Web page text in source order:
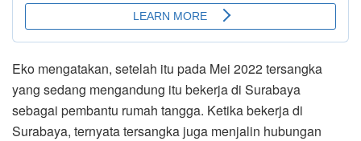
Eko mengatakan, setelah itu pada Mei 2022 tersangka
yang sedang mengandung itu bekerja di Surabaya
sebagai pembantu rumah tangga. Ketika bekerja di
Surabaya, ternyata tersangka juga menjalin hubungan